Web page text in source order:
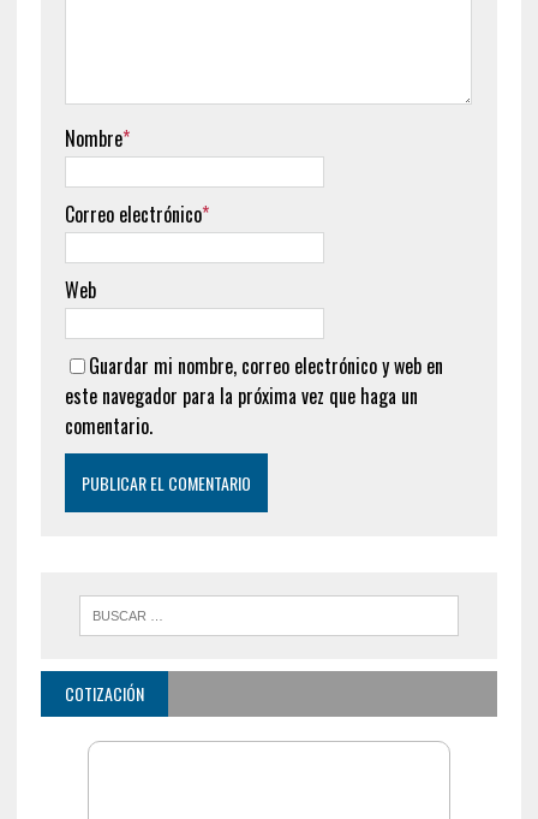
Nombre*
Correo electrónico*
Web
Guardar mi nombre, correo electrónico y web en
este navegador para la próxima vez que haga un
comentario.
COTIZACIÓN